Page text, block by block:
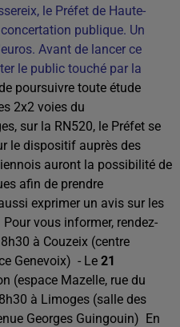
le Préfet de Haute-
publique. Un
Avant de lancer ce
le public touché par la
poursuivre toute étude
2x2 voies du
sur la RN520, le Préfet se
le dispositif auprès des
auront la possibilité de
afin de prendre
exprimer un avis sur les
Pour vous informer, rendez-
à Couzeix (centre
Genevoix) - Le 21
(espace Mazelle, rue du
à Limoges (salle des
Georges Guingouin) En